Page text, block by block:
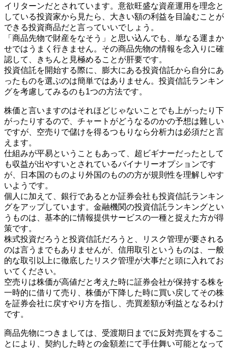
イリターンだとされています。意欲旺盛な資産運用を理念と
している投資家から見たら、大きい額の利益を目論むことが
できる投資商品だと言っていいでしょう。
「商品先物で財産をなそう」と思い込んでも、単なる運まか
せではうまく行きません。その商品先物の情報を念入りに確
認して、きちんと見極めることが肝要です。
投資信託を開始する際に、膨大にある投資信託から自分にあ
ったものを選ぶのは簡単ではありません。投資信託ランキン
グを考慮してみるのも1つの方法です。
株価と言いますのはそれほどじゃないことでも上がったり下
がったりするので、チャートがどうなるのかの予想は難しい
ですが、空売りで儲けを得るつもりなら分析力は必須だと言
えます。
仕組みが平易ということもあって、超ビギナーだったとして
も収益が出やすいとされているバイナリーオプションです
が、日本国のものより外国のものの方が規則性を理解しやす
いようです。
個人に加えて、銀行であるとか証券会社も投資信託ランキン
グをアップしています。金融機関の投資信託ランキングとい
うものは、基本的に情報提供サービスの一種と捉えた方が得
策です。
株式投資だろうと投資信託だろうと、リスク管理が要される
のは言うまでもありませんが、信用取引というものは、一般
的な取引以上に徹底したリスク管理が大事だと頭に入れてお
いてください。
空売りは株価が高値だと考えた時に証券会社が保持する株を
一時的に借りて売り、株価が下降した時に買い戻してその株
を証券会社に戻すやり方を指し、売買差額が利益となるわけ
です。
商品先物につきましては、受渡期日までに反対売買をするこ
とにより、契約した時との金額差にて手仕舞い可能となって